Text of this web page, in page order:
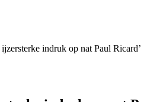
indruk op nat Paul Ricard’